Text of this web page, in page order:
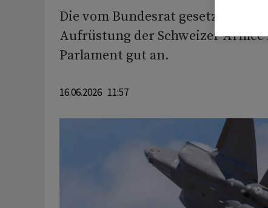
Die vom Bundesrat gesetzten
Aufrüstung der Schweizer
Parlament gut an.
16.06.2026 11:57